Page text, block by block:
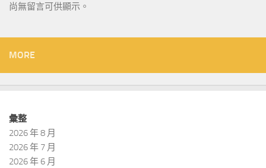
尚無留言可供顯示。
MORE
彙整
2026 年 8 月
2026 年 7 月
2026 年 6 月